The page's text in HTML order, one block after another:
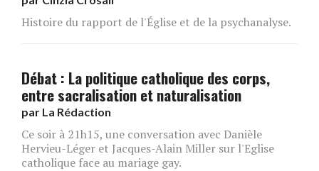
Histoire du rapport de l'Église et de la psychanalyse.
Débat : La politique catholique des corps,
entre sacralisation et naturalisation
par La Rédaction
Ce soir à 21h15, une conversation avec Danièle
Hervieu-Léger et Jacques-Alain Miller sur l'Eglise
catholique face au mariage gay.